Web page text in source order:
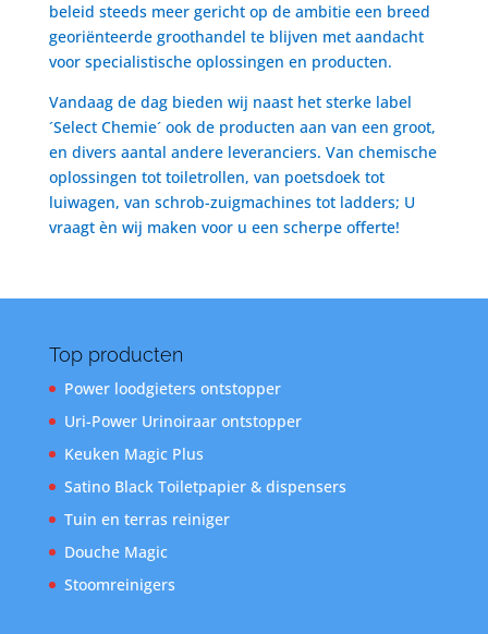
beleid steeds meer gericht op de ambitie een breed
georiënteerde groothandel te blijven met aandacht
voor specialistische oplossingen en producten.
Vandaag de dag bieden wij naast het sterke label
´Select Chemie´ ook de producten aan van een groot,
en divers aantal andere leveranciers. Van chemische
oplossingen tot toiletrollen, van poetsdoek tot
luiwagen, van schrob-zuigmachines tot ladders; U
vraagt èn wij maken voor u een scherpe offerte!
Top producten
Power loodgieters ontstopper
Uri-Power Urinoiraar ontstopper
Keuken Magic Plus
Satino Black Toiletpapier & dispensers
Tuin en terras reiniger
Douche Magic
Stoomreinigers